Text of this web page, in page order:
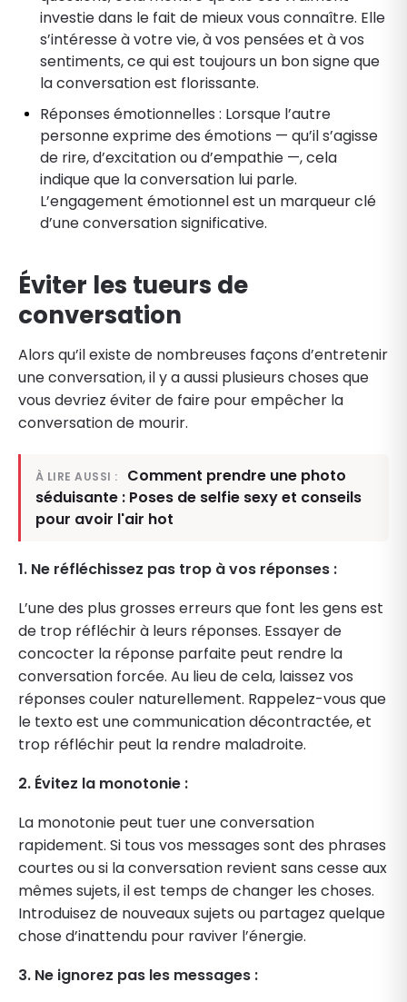
investie dans le fait de mieux vous connaître. Elle
s’intéresse à votre vie, à vos pensées et à vos
sentiments, ce qui est toujours un bon signe que
la conversation est florissante.
Réponses émotionnelles : Lorsque l’autre
personne exprime des émotions — qu’il s’agisse
de rire, d’excitation ou d’empathie —, cela
indique que la conversation lui parle.
L’engagement émotionnel est un marqueur clé
d’une conversation significative.
Éviter les tueurs de
conversation
Alors qu’il existe de nombreuses façons d’entretenir
une conversation, il y a aussi plusieurs choses que
vous devriez éviter de faire pour empêcher la
conversation de mourir.
À LIRE AUSSI :
Comment prendre une photo
séduisante : Poses de selfie sexy et conseils
pour avoir l'air hot
1. Ne réfléchissez pas trop à vos réponses :
L’une des plus grosses erreurs que font les gens est
de trop réfléchir à leurs réponses. Essayer de
concocter la réponse parfaite peut rendre la
conversation forcée. Au lieu de cela, laissez vos
réponses couler naturellement. Rappelez-vous que
le texto est une communication décontractée, et
trop réfléchir peut la rendre maladroite.
2. Évitez la monotonie :
La monotonie peut tuer une conversation
rapidement. Si tous vos messages sont des phrases
courtes ou si la conversation revient sans cesse aux
mêmes sujets, il est temps de changer les choses.
Introduisez de nouveaux sujets ou partagez quelque
chose d’inattendu pour raviver l’énergie.
3. Ne ignorez pas les messages :